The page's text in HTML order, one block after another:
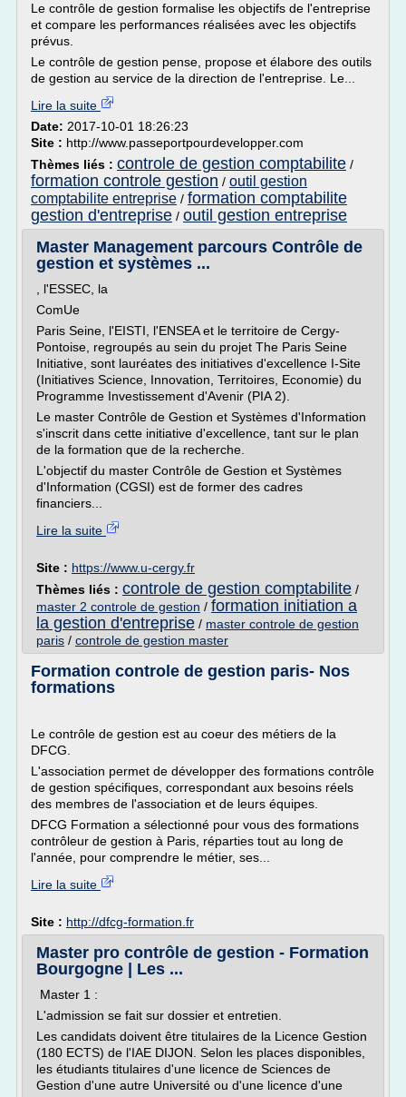
Le contrôle de gestion formalise les objectifs de l'entreprise
et compare les performances réalisées avec les objectifs
prévus.
Le contrôle de gestion pense, propose et élabore des outils
de gestion au service de la direction de l'entreprise. Le...
Lire la suite
Date: 2017-10-01 18:26:23
Site : http://www.passeportpourdevelopper.com
Thèmes liés : controle de gestion comptabilite /
formation controle gestion / outil gestion
comptabilite entreprise / formation comptabilite
gestion d'entreprise / outil gestion entreprise
Master Management parcours Contrôle de
gestion et systèmes ...
, l'ESSEC, la
ComUe
Paris Seine, l'EISTI, l'ENSEA et le ter­ri­toire de Cergy-
Pontoise, regrou­pés au sein du projet The Paris Seine
Initiative, sont lauréates des initiatives d'excellence I-Site
(Initiatives Science, Innovation, Territoires, Economie) du
Programme Investissement d'Avenir (PIA 2).
Le master Contrôle de Gestion et Systèmes d'Information
s'inscrit dans cette initiative d'excellence, tant sur le plan
de la formation que de la recherche.
L'objectif du master Contrôle de Gestion et Systèmes
d'Information (CGSI) est de former des cadres
financiers...
Lire la suite
Site : https://www.u-cergy.fr
Thèmes liés : controle de gestion comptabilite /
master 2 controle de gestion / formation initiation a
la gestion d'entreprise / master controle de gestion
paris / controle de gestion master
Formation controle de gestion paris- Nos
formations
Le contrôle de gestion est au coeur des métiers de la
DFCG.
L'association permet de développer des formations contrôle
de gestion spécifiques, correspondant aux besoins réels
des membres de l'association et de leurs équipes.
DFCG Formation a sélectionné pour vous des formations
contrôleur de gestion à Paris, réparties tout au long de
l'année, pour comprendre le métier, ses...
Lire la suite
Site : http://dfcg-formation.fr
Master pro contrôle de gestion - Formation
Bourgogne | Les ...
Master 1 :
L'admission se fait sur dossier et entretien.
Les candidats doivent être titulaires de la Licence Gestion
(180 ECTS) de l'IAE DIJON. Selon les places disponibles,
les étudiants titulaires d'une licence de Sciences de
Gestion d'une autre Université ou d'une licence d'une